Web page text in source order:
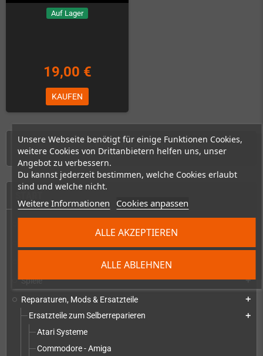
Unsere Webseite benötigt für einige Funktionen Cookies,
weitere Cookies von Drittanbietern helfen uns, unser
Angebot zu verbessern.
Du kannst jederzeit bestimmen, welche Cookies erlaubt
sind und welche nicht.
Weitere Informationen Cookies anpassen
ALLE ABLEHNEN
ALLE AKZEPTIEREN
Spiele add
Reparaturen, Mods & Ersatzteile add
Ersatzteile zum Selberreparieren add
Atari Systeme
Commodore - Amiga
Auf Lager
19,00 €
KAUFEN
1 - 7 von 7 Artikel(n)